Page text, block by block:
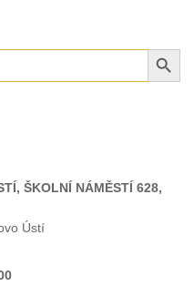
SEARCH
ŠKOLNÍ NÁMĚSTÍ 628,
Ústí